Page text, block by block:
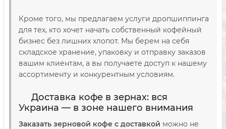
Кроме того, мы предлагаем услуги дропшиппинга
для тех, кто хочет начать собственный кофейный
бизнес без лишних хлопот. Мы берем на себя
складское хранение, упаковку и отправку заказов
вашим клиентам, а вы получаете доступ к нашему
ассортименту и конкурентным условиям.
Доставка кофе в зернах: вся
Украина — в зоне нашего внимания
Заказать зерновой кофе с доставкой можно не